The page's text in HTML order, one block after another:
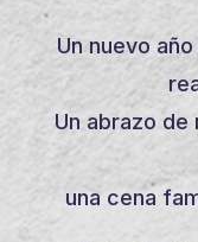
Un nuevo
Un abrazo de
una cena